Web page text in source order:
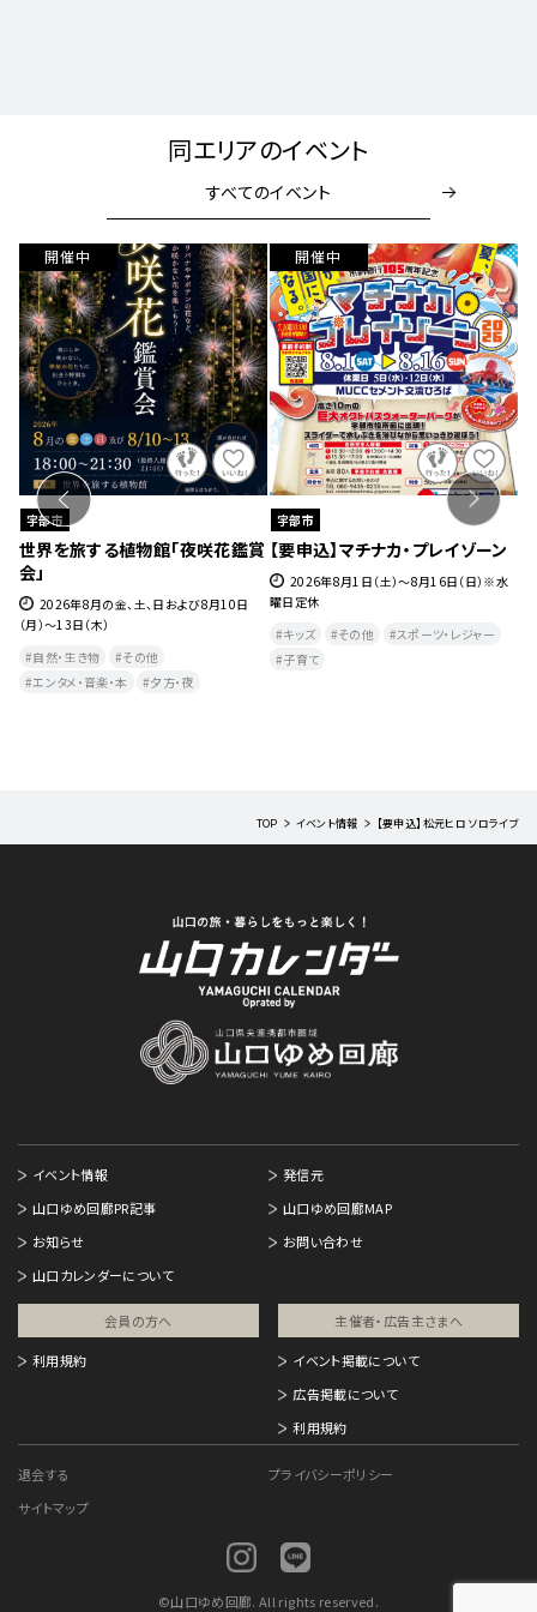
同エリアのイベント
すべてのイベント
開催中
宇部市
世界を旅する植物館「夜咲花鑑賞
会」
2026年8月の金、土、日および8月10日
（月）～13日（木）
自然・生き物
その他
エンタメ・音楽・本
夕方・夜​
開催中
宇部市
【要申込】マチナカ・プレイゾーン
2026年8月1日（土）～8月16日（日）※水
曜日定休
キッズ
その他
スポーツ・レジャー
子育て
TOP イベント情報 【要申込】松元ヒロ ソロライブ
イベント情報
発信元
山口ゆめ回廊PR記事
山口ゆめ回廊MAP
お知らせ
お問い合わせ
山口カレンダーについて
会員の方へ
利用規約
主催者・広告主さまへ​
イベント掲載について
広告掲載について
利用規約
退会する
プライバシーポリシー
サイトマップ
©山口ゆめ回廊. All rights reserved.